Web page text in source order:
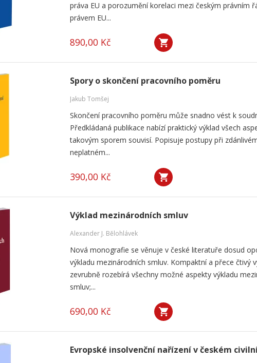
práva EU a porozumění korelaci mezi českým právním
právem EU...
890,00 Kč
Spory o skončení pracovního poměru
Jakub Tomšej
Skončení pracovního poměru může snadno vést k
Předkládaná publikace nabízí praktický výklad všech
takovým sporem souvisí. Popisuje postupy při
neplatném...
390,00 Kč
Výklad mezinárodních smluv
Alexander J. Bělohlávek
Nová monografie se věnuje v české literatuře dosud
výkladu mezinárodních smluv. Kompaktní a přece čtivý
zevrubně rozebírá všechny možné aspekty výkladu
smluv;...
690,00 Kč
Evropské insolvenční nařízení v českém